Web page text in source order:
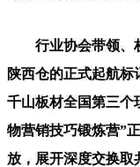
行业协会带领、权
陕西仓的正式起航标
千山板材全国第三
物营销技巧锻炼营”
放，展开深度交换取